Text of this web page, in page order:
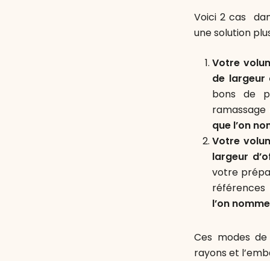
Voici 2 cas
une solution
Votre
de largeur
bons de
que l’on
Votre
largeur
votre
références
l’on
Ces modes
rayons et